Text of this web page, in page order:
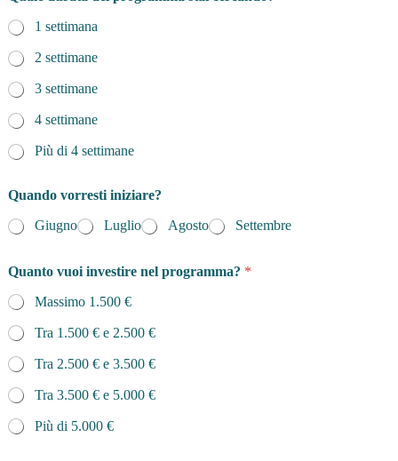
1 settimana
2 settimane
3 settimane
4 settimane
Più di 4 settimane
Quando vorresti iniziare?
Giugno
Luglio Agosto Settembre
Quanto vuoi investire nel programma? *
Massimo 1.500 €
Tra 1.500 € e 2.500 €
Tra 2.500 € e 3.500 €
Tra 3.500 € e 5.000 €
Più di 5.000 €